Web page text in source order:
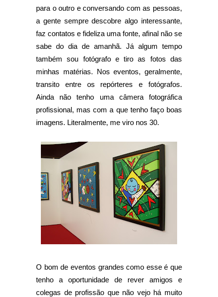
para o outro e conversando com as pessoas,
a gente sempre descobre algo interessante,
faz contatos e fideliza uma fonte, afinal não se
sabe do dia de amanhã. Já algum tempo
também sou fotógrafo e tiro as fotos das
minhas matérias. Nos eventos, geralmente,
transito entre os repórteres e fotógrafos.
Ainda não tenho uma câmera fotográfica
profissional, mas com a que tenho faço boas
imagens. Literalmente, me viro nos 30.
O bom de eventos grandes como esse é que
tenho a oportunidade de rever amigos e
colegas de profissão que não vejo há muito